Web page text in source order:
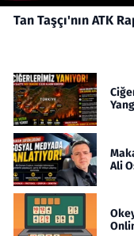
Tan Taşçı'nın ATK
Ali